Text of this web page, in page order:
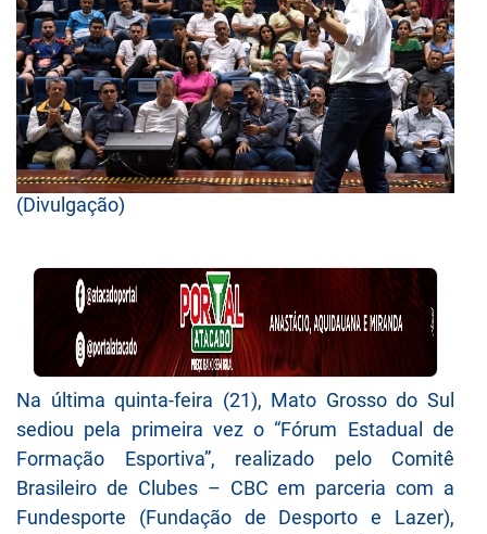
(Divulgação)
Na última quinta-feira (21), Mato Grosso do Sul
sediou pela primeira vez o “Fórum Estadual de
Formação Esportiva”, realizado pelo Comitê
Brasileiro de Clubes – CBC em parceria com a
Fundesporte (Fundação de Desporto e Lazer),